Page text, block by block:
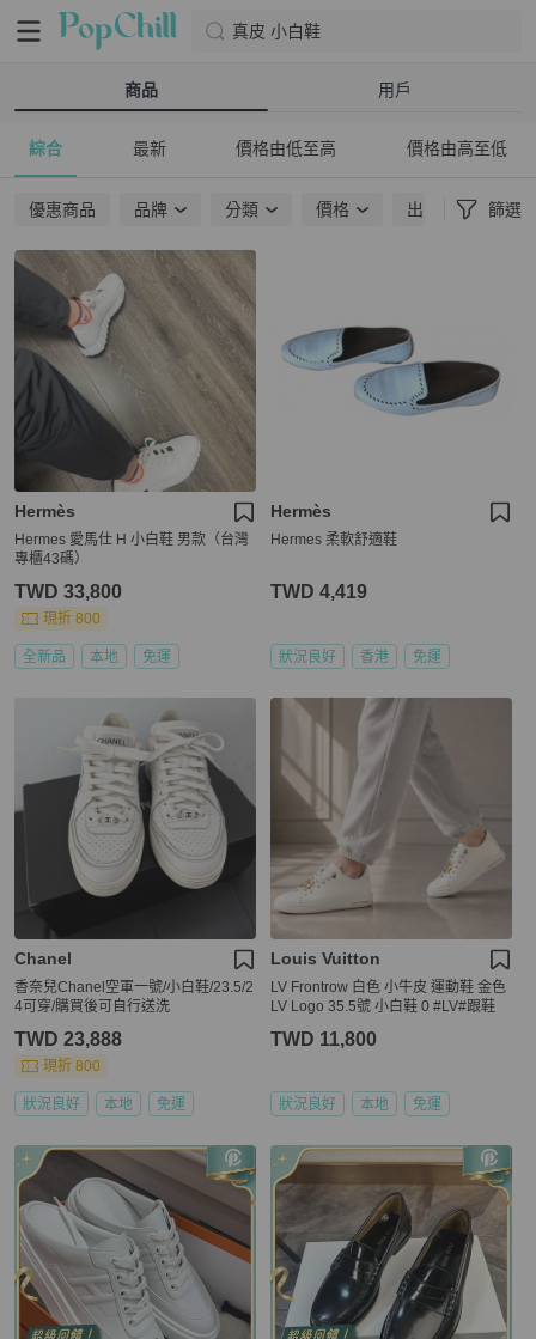
真皮 小白鞋
商品 用戶
綜合 最新 價格由低至高 價格由高至低
優惠商品 品牌 分類 價格 出貨地點 篩選
Hermès
Hermes 愛馬仕 H 小白鞋 男款（台灣
專櫃43碼）
TWD 33,800
現折 800
全新品 本地 免運
Hermès
Hermes 柔軟舒適鞋
TWD 4,419
狀況良好 香港 免運
Chanel
香奈兒Chanel空軍一號/小白鞋/23.5/2
4可穿/購買後可自行送洗
TWD 23,888
現折 800
狀況良好 本地 免運
Louis Vuitton
LV Frontrow 白色 小牛皮 運動鞋 金色
LV Logo 35.5號 小白鞋 0 #LV#跟鞋
TWD 11,800
狀況良好 本地 免運